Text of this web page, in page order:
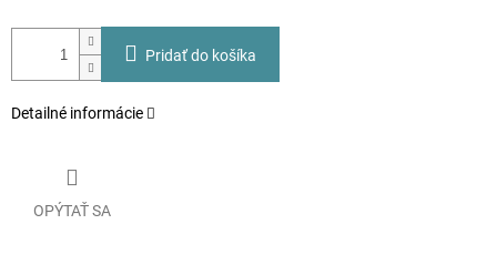
Pridať do košíka
Detailné informácie
OPÝTAŤ SA